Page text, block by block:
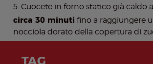
Cuocete in forno statico già caldo a
circa 30 minuti fino a raggiungere
nocciola dorato della copertura di
TAG